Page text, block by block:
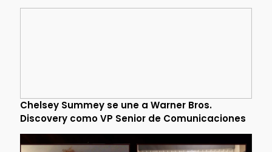
Chelsey Summey se une a Warner Bros.
Discovery como VP Senior de Comunicaciones